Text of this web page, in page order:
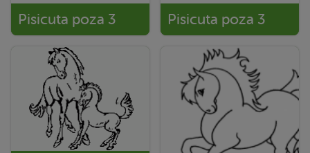
Pisicuta poza 3 Pisicuta poza 3